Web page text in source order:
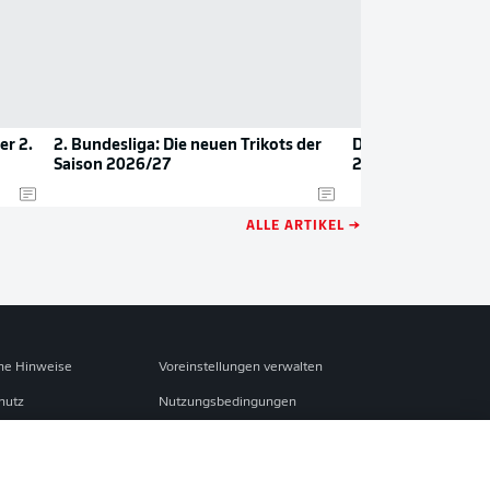
2.
2. Bundesliga: Die neuen Trikots der
Saison 2026/27
Das sind die
2026/27
ALLE ARTIKEL →
Hinweise Voreinstellungen verwalten
Nutzungsbedingungen